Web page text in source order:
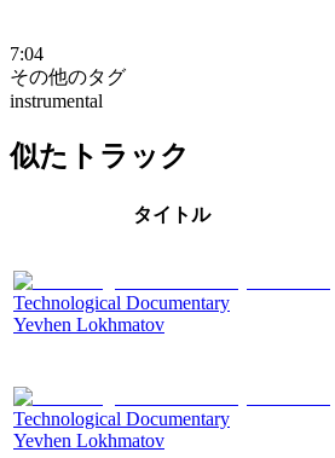
7:04
その他のタグ
instrumental
似たトラック
タイトル
Technological Documentary
Yevhen Lokhmatov
Technological Documentary
Yevhen Lokhmatov